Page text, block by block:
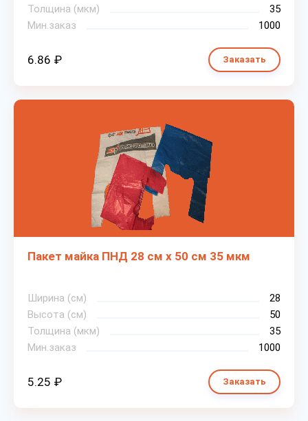
Толщина (мкм)
35
Мин.заказ
1000
6.86 ₽ Заказать
Пакет майка ПНД 28 см х 50 см 35 мкм
Ширина (см)
28
Высота (см)
50
Толщина (мкм)
35
Мин.заказ
1000
5.25 ₽ Заказать